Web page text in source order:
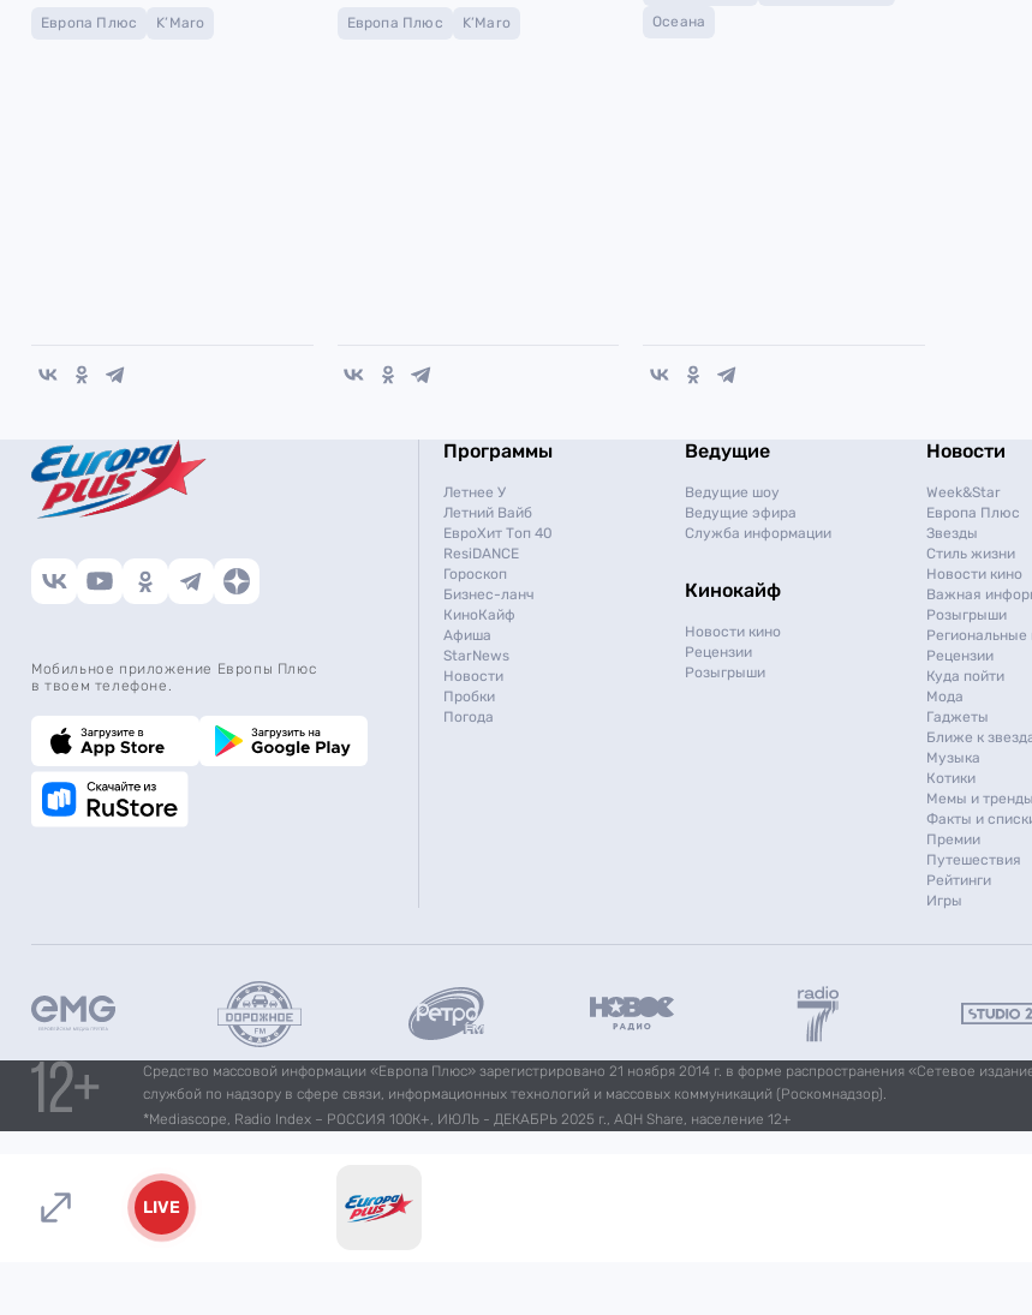
Европа Плюс K’Maro
Плюс!
Европа Плюс K’Maro
Осеана
Мобильное приложение Европы Плюс
в твоем телефоне.
Программы
Летнее У
Летний Вайб
ЕвроХит Топ 40
ResiDANCE
Гороскоп
Бизнес-ланч
КиноКайф
Афиша
StarNews
Новости
Пробки
Погода
Ведущие
Ведущие шоу
Ведущие эфира
Служба информации
Кинокайф
Новости кино
Рецензии
Розыгрыши
Новости
Week&Star
Европа Плюс
Звезды
Стиль жизни
Новости кино
Важная
Розыгрыши
Региональные
Рецензии
Куда пойти
Мода
Гаджеты
Ближе к
Музыка
Котики
Мемы и тренды
Факты и
Премии
Путешествия
Рейтинги
Игры
Средство массовой информации «Европа Плюс» зарегистрировано 21 ноября 2014 г. в форме распространения «Сетевое
службой по надзору в сфере связи, информационных технологий и массовых коммуникаций (Роскомнадзор).
*Mediascope, Radio Index – РОССИЯ 100К+, ИЮЛЬ - ДЕКАБРЬ 2025 г., AQH Share, население 12+
LIVE